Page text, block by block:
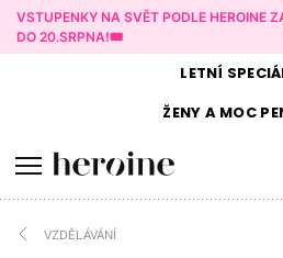
VSTUPENKY NA SVĚT PODLE HEROINE
DO 20.SRPNA!🎟️
LETNÍ
ŽENY AMOC
VZDĚLÁVÁNÍ